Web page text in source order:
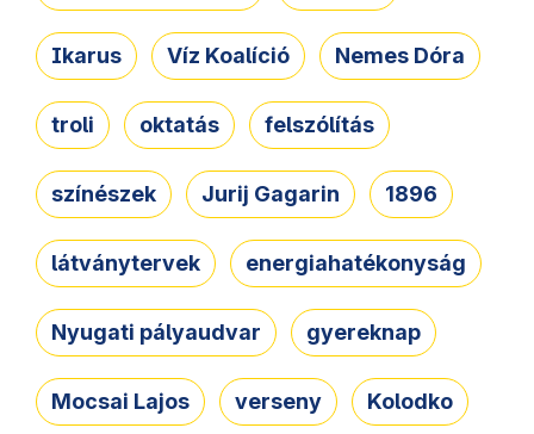
Ikarus Víz Koalíció Nemes Dóra
troli oktatás felszólítás
színészek Jurij Gagarin 1896
látványtervek energiahatékonyság
Nyugati pályaudvar gyereknap
Mocsai Lajos verseny Kolodko